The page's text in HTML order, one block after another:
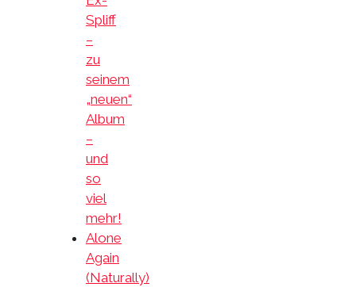
Spliff
–
zu
seinem
„neuen“
Album
–
und
so
viel
mehr!
Alone
Again
(Naturally)